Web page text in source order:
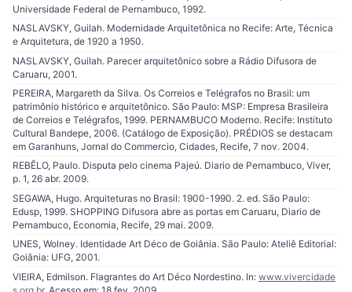
Universidade Federal de Pernambuco, 1992.
NASLAVSKY, Guilah. Modernidade Arquitetônica no Recife: Arte, Técnica
e Arquitetura, de 1920 a 1950.
NASLAVSKY, Guilah. Parecer arquitetônico sobre a Rádio Difusora de
Caruaru, 2001.
PEREIRA, Margareth da Silva. Os Correios e Telégrafos no Brasil: um
patrimônio histórico e arquitetônico. São Paulo: MSP: Empresa Brasileira
de Correios e Telégrafos, 1999. PERNAMBUCO Moderno. Recife: Instituto
Cultural Bandepe, 2006. (Catálogo de Exposição). PRÉDIOS se destacam
em Garanhuns, Jornal do Commercio, Cidades, Recife, 7 nov. 2004.
REBÊLO, Paulo. Disputa pelo cinema Pajeú. Diario de Pernambuco, Viver,
p. 1, 26 abr. 2009.
SEGAWA, Hugo. Arquiteturas no Brasil: 1900-1990. 2. ed. São Paulo:
Edusp, 1999. SHOPPING Difusora abre as portas em Caruaru, Diario de
Pernambuco, Economia, Recife, 29 mai. 2009.
UNES, Wolney. Identidade Art Déco de Goiânia. São Paulo: Ateliê Editorial:
Goiânia: UFG, 2001.
VIEIRA, Edmilson. Flagrantes do Art Déco Nordestino. In: www.vivercidade